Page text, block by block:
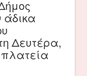
Δευτέρα,
πλατεία